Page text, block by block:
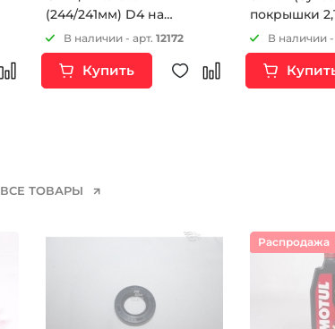
(244/241мм) D4 на
мотоцикл 6шт
В наличии - арт. 12172
Купить
покрышки
В наличии
ВСЕ ТОВАРЫ
Распродажа